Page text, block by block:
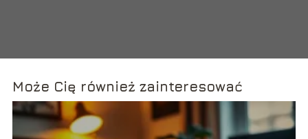
Może Cię również zainteresować